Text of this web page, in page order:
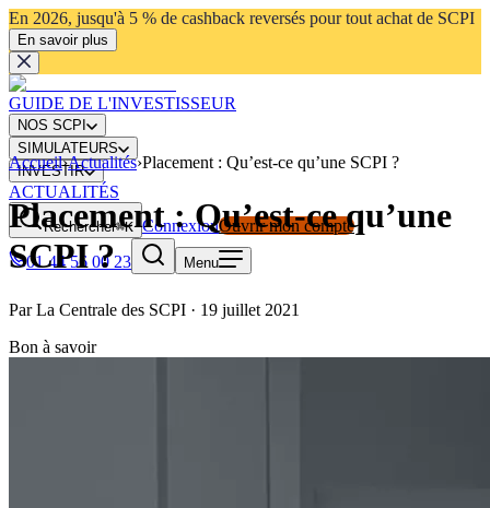
En 2026, jusqu'à 5 % de cashback reversés pour tout achat de SCPI
En savoir plus
GUIDE DE L'INVESTISSEUR
NOS SCPI
SIMULATEURS
INVESTIR
ACTUALITÉS
Rechercher⌘K ConnexionOuvrir mon compte
01 44 56 00 23
Menu
Accueil›Actualités›Placement : Qu’est-ce qu’une SCPI ?
Placement : Qu’est-ce qu’une
SCPI ?
Par La Centrale des SCPI · 19 juillet 2021
Bon à savoir